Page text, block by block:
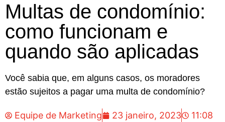
Multas de condomínio:
como funcionam e
quando são aplicadas
Você sabia que, em alguns casos, os moradores
estão sujeitos a pagar uma multa de condomínio?
Equipe de Marketing 23 janeiro, 2023 11:08